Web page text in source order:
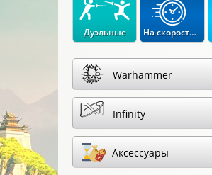
Дуэльные На скорость реакции
Warhammer
Infinity
Аксессуары